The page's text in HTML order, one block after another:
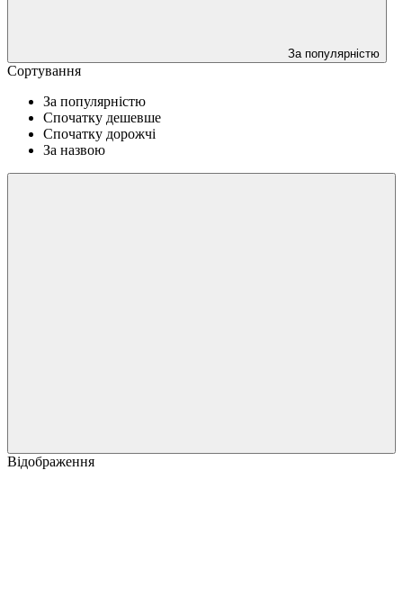
За популярністю
Сортування
За популярністю
Спочатку дешевше
Спочатку дорожчі
За назвою
Відображення